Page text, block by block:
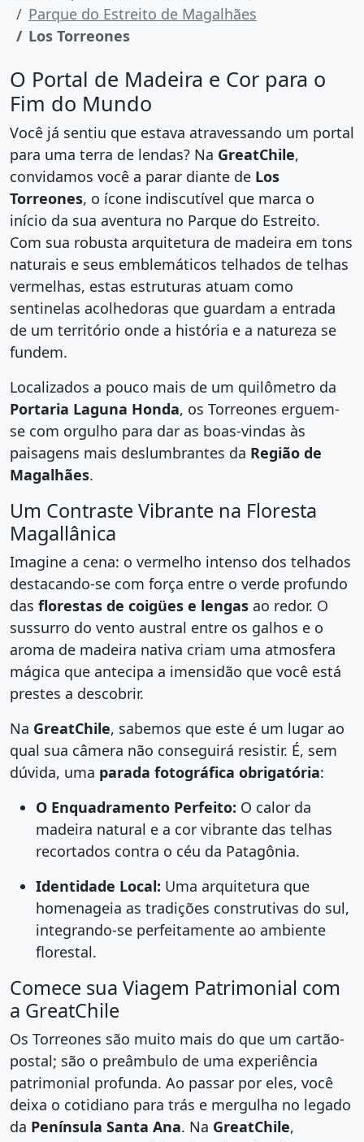
Parque do Estreito de Magalhães
Los Torreones
O Portal de Madeira e Cor para o
Fim do Mundo
Você já sentiu que estava atravessando um portal
para uma terra de lendas? Na GreatChile,
convidamos você a parar diante de Los
Torreones, o ícone indiscutível que marca o
início da sua aventura no Parque do Estreito.
Com sua robusta arquitetura de madeira em tons
naturais e seus emblemáticos telhados de telhas
vermelhas, estas estruturas atuam como
sentinelas acolhedoras que guardam a entrada
de um território onde a história e a natureza se
fundem.
Localizados a pouco mais de um quilômetro da
Portaria Laguna Honda, os Torreones erguem-
se com orgulho para dar as boas-vindas às
paisagens mais deslumbrantes da Região de
Magalhães.
Um Contraste Vibrante na Floresta
Magallânica
Imagine a cena: o vermelho intenso dos telhados
destacando-se com força entre o verde profundo
das florestas de coigües e lengas ao redor. O
sussurro do vento austral entre os galhos e o
aroma de madeira nativa criam uma atmosfera
mágica que antecipa a imensidão que você está
prestes a descobrir.
Na GreatChile, sabemos que este é um lugar ao
qual sua câmera não conseguirá resistir. É, sem
dúvida, uma parada fotográfica obrigatória:
O Enquadramento Perfeito: O calor da
madeira natural e a cor vibrante das telhas
recortados contra o céu da Patagônia.
Identidade Local: Uma arquitetura que
homenageia as tradições construtivas do sul,
integrando-se perfeitamente ao ambiente
florestal.
Comece sua Viagem Patrimonial com
a GreatChile
Os Torreones são muito mais do que um cartão-
postal; são o preâmbulo de uma experiência
patrimonial profunda. Ao passar por eles, você
deixa o cotidiano para trás e mergulha no legado
da Península Santa Ana. Na GreatChile,